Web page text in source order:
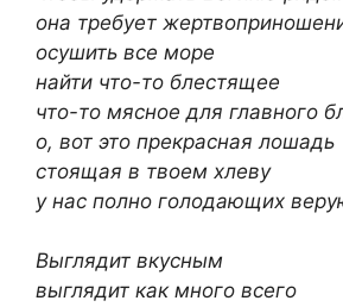
она требует
осушить все море
найти что-то блестящее
что-то мясное для главного
о, вот это прекрасная лошадь
стоящая в твоем хлеву
у нас полно голодающих
Выглядит вкусным
выглядит как много всего